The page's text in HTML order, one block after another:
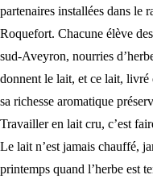
partenaires installées dans le
Roquefort. Chacune élève des
sud-Aveyron, nourries
donnent le lait, et ce lait, livré
sa richesse aromatique
Travailler en lait cru, c’est
Le lait n’est jamais chauffé,
printemps quand l’herbe est